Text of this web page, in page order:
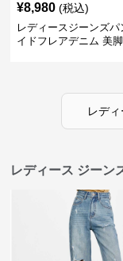
¥8,980 (税込)
レディースジーンズパ
イドフレアデニム 美
レデ
レディース ジーン